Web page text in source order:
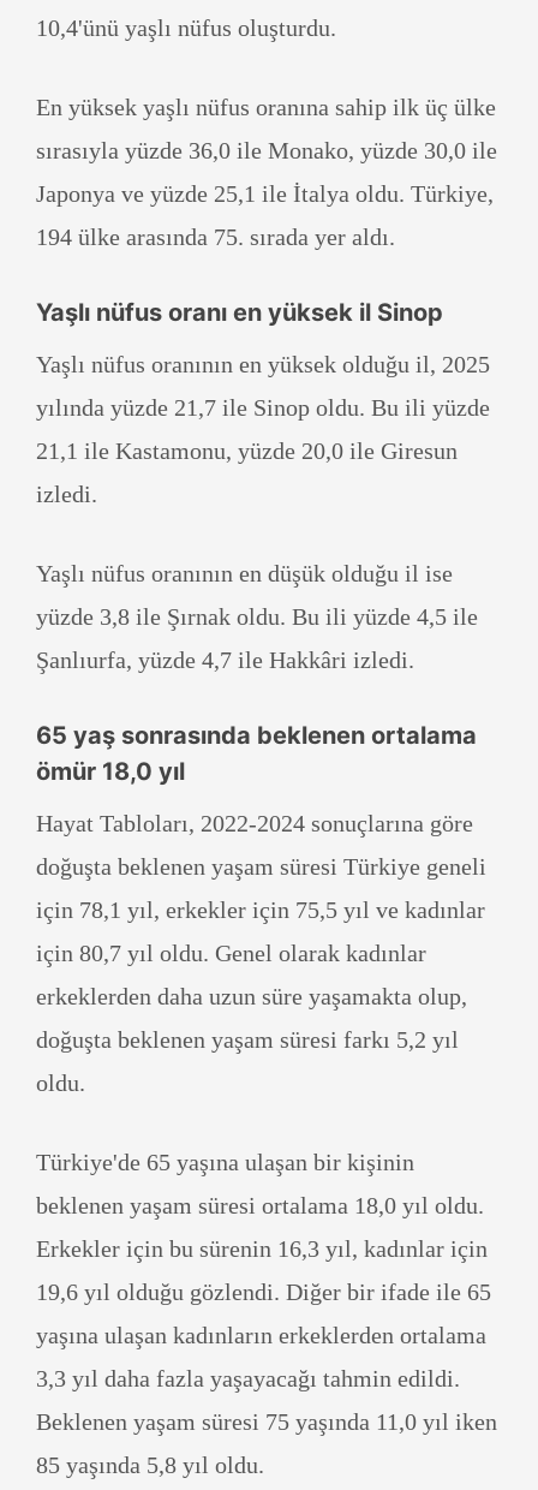
10,4'ünü yaşlı nüfus oluşturdu.
En yüksek yaşlı nüfus oranına sahip ilk üç ülke
sırasıyla yüzde 36,0 ile Monako, yüzde 30,0 ile
Japonya ve yüzde 25,1 ile İtalya oldu. Türkiye,
194 ülke arasında 75. sırada yer aldı.
Yaşlı nüfus oranı en yüksek il Sinop
Yaşlı nüfus oranının en yüksek olduğu il, 2025
yılında yüzde 21,7 ile Sinop oldu. Bu ili yüzde
21,1 ile Kastamonu, yüzde 20,0 ile Giresun
izledi.
Yaşlı nüfus oranının en düşük olduğu il ise
yüzde 3,8 ile Şırnak oldu. Bu ili yüzde 4,5 ile
Şanlıurfa, yüzde 4,7 ile Hakkâri izledi.
65 yaş sonrasında beklenen ortalama
ömür 18,0 yıl
Hayat Tabloları, 2022-2024 sonuçlarına göre
doğuşta beklenen yaşam süresi Türkiye geneli
için 78,1 yıl, erkekler için 75,5 yıl ve kadınlar
için 80,7 yıl oldu. Genel olarak kadınlar
erkeklerden daha uzun süre yaşamakta olup,
doğuşta beklenen yaşam süresi farkı 5,2 yıl
oldu.
Türkiye'de 65 yaşına ulaşan bir kişinin
beklenen yaşam süresi ortalama 18,0 yıl oldu.
Erkekler için bu sürenin 16,3 yıl, kadınlar için
19,6 yıl olduğu gözlendi. Diğer bir ifade ile 65
yaşına ulaşan kadınların erkeklerden ortalama
3,3 yıl daha fazla yaşayacağı tahmin edildi.
Beklenen yaşam süresi 75 yaşında 11,0 yıl iken
85 yaşında 5,8 yıl oldu.